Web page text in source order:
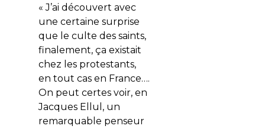
« J’ai découvert avec
une certaine surprise
que le culte des saints,
finalement, ça existait
chez les protestants,
en tout cas en France….
On peut certes voir, en
Jacques Ellul, un
remarquable penseur